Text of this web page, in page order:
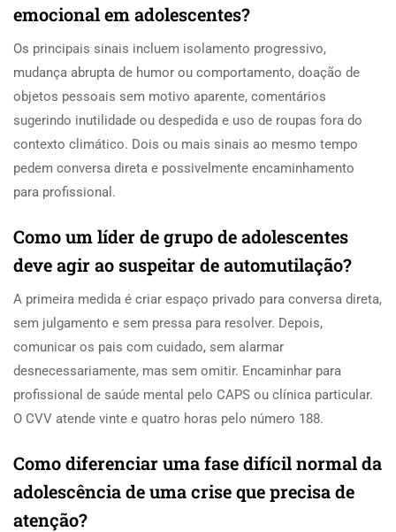
emocional em adolescentes?
Os principais sinais incluem isolamento progressivo,
mudança abrupta de humor ou comportamento, doação de
objetos pessoais sem motivo aparente, comentários
sugerindo inutilidade ou despedida e uso de roupas fora do
contexto climático. Dois ou mais sinais ao mesmo tempo
pedem conversa direta e possivelmente encaminhamento
para profissional.
Como um líder de grupo de adolescentes
deve agir ao suspeitar de automutilação?
A primeira medida é criar espaço privado para conversa direta,
sem julgamento e sem pressa para resolver. Depois,
comunicar os pais com cuidado, sem alarmar
desnecessariamente, mas sem omitir. Encaminhar para
profissional de saúde mental pelo CAPS ou clínica particular.
O CVV atende vinte e quatro horas pelo número 188.
Como diferenciar uma fase difícil normal da
adolescência de uma crise que precisa de
atenção?